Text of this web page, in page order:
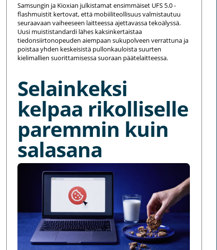
Samsungin ja Kioxian julkistamat ensimmäiset UFS 5.0 -
flashmuistit kertovat, että mobiiliteollisuus valmistautuu
seuraavaan vaiheeseen laitteessa ajettavassa tekoälyssä.
Uusi muististandardi lähes kaksinkertaistaa
tiedonsiirtonopeuden aiempaan sukupolveen verrattuna ja
poistaa yhden keskeisistä pullonkauloista suurten
kielimallien suorittamisessa suoraan päätelaitteessa.
Selainkeksi
kelpaa rikolliselle
paremmin kuin
salasana